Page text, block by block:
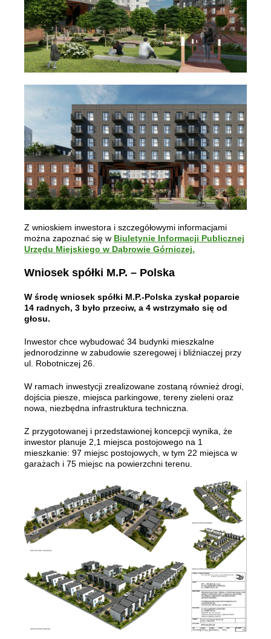
Z wnioskiem inwestora i szczegółowymi informacjami
można zapoznać się w Biuletynie Informacji Publicznej
Urzędu Miejskiego w Dąbrowie Górniczej.
Wniosek spółki M.P. – Polska
W środę wniosek spółki M.P.-Polska zyskał poparcie
14 radnych, 3 było przeciw, a 4 wstrzymało się od
głosu.
Inwestor chce wybudować 34 budynki mieszkalne
jednorodzinne w zabudowie szeregowej i bliźniaczej przy
ul. Robotniczej 26.
W ramach inwestycji zrealizowane zostaną również drogi,
dojścia piesze, miejsca parkingowe, tereny zieleni oraz
nowa, niezbędna infrastruktura techniczna.
Z przygotowanej i przedstawionej koncepcji wynika, że
inwestor planuje 2,1 miejsca postojowego na 1
mieszkanie: 97 miejsc postojowych, w tym 22 miejsca w
garażach i 75 miejsc na powierzchni terenu.